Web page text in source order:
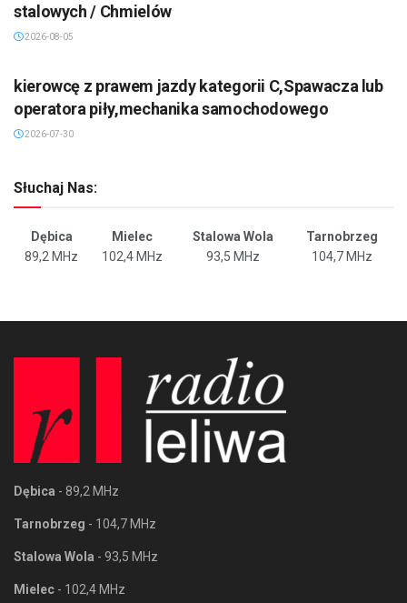
stalowych / Chmielów
2026-08-05
kierowcę z prawem jazdy kategorii C,Spawacza lub
operatora piły,mechanika samochodowego
2026-07-30
Słuchaj Nas:
Dębica Mielec Stalowa Wola
Tarnobrzeg
89,2 MHz
102,4 MHz 93,5 MHz 104,7 MHz
Dębica - 89,2 MHz
Tarnobrzeg - 104,7 MHz
Stalowa Wola - 93,5 MHz
Mielec - 102,4 MHz